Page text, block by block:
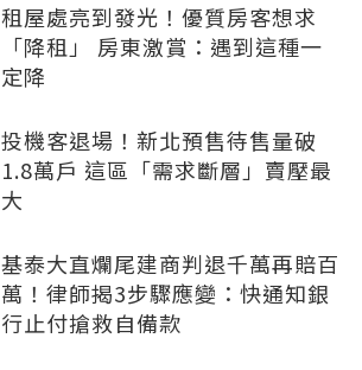
租屋處亮到發光！優質房客想求
「降租」 房東激賞：遇到這種一
定降
投機客退場！新北預售待售量破
1.8萬戶 這區「需求斷層」賣壓最
大
基泰大直爛尾建商判退千萬再賠百
萬！律師揭3步驟應變：快通知銀
行止付搶救自備款